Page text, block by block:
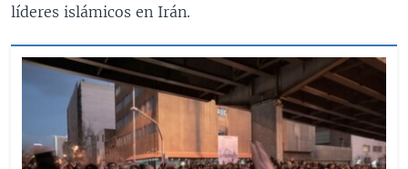
líderes islámicos en Irán.